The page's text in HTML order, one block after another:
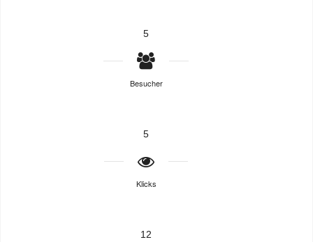
5
Besucher
5
Klicks
12